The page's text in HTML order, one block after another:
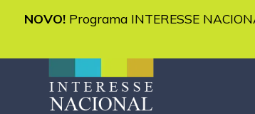
NOVO! Programa INTERESSE